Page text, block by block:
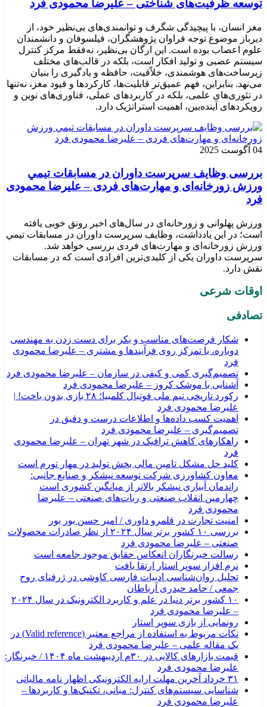
توسعه ظرفیت‌های شناختی – علیرضا محمودی فرد
مغز انسان، با پیچیدگی شگرف و توانمندی‌های بی‌نظیر خود، از
دیرباز موضوع توجه فراوان پژوهشگران، فیلسوفان و دانشمندان
علوم اعصاب بوده است. این ارگان بی‌نظیر، نه‌فقط مرکز کنترل
سیستم عصبی و تولید افکار است، بلکه در قالب‌های مختلف
زیرساخت‌های هوشمندی، خلاّقیت، حافظه و یادگیری را بنیان
می‌نهد. بنابراین، فهم عمیق‌تر قابلیت‌ها، کارکردها و قیود مغز، نه‌تنها
در تئوری‌های علمی، بلکه در کاربردهای عملی، فناوری‌های نوین و
رویکردهای آینده‌بین، اهمیت استراتژیک دارد.
04 آگوست 2025
بررسی وظايف سرپرست داوران در مسابقات تیمي
ورزش زورخانه‌ای و مهارت‌های فردی – علیرضا محمودی
فرد
ورزش پهلوانی و زورخانه‌ای در سال‌های اخیر رونق خوبی یافته
است؛ در این یادداشت، وظایف سرپرست داوران در مسابقات تیمي
ورزش زورخانه‌ای و مهارت‌های فردی بررسی خواهد شد.
سرپرست داوران یکی از کلیدی‌ترین افرادی است که در مسابقات
نقش دارد.
اوقات شرعی
تصادفی
شکار فرصت‌های مناسب و بکر برای دست زدن به مهندسی
دوباره، با تمرکز روی فرآیندها و مشتری – علیرضا محمودی
فرد
تصمیم‌گیری کمی و کیفی در سازمان – علیرضا محمودی فرد
آشنایی با موشک کروز – علیرضا محمودی فرد
رکورد تاریخی تیم ملی فوتبال کلمبیا؛ ۲۸ بازی بدون باخت! |
علیرضا محمودی فرد
اهمیت کسب داده‌ها و اطلاعات درست و دقیق در
تصمیم‌گیری – علیرضا محمودی فرد
راهکارهای کاهش ترافیک در شهر تهران – علیرضا محمودی
فرد
کلید حل مشکل تامین مالی بخش تولید در مهار تورم است
معاون کشاورزی شرکت توسعه نیشکر و صنایع جانبی:
راندمان آبیاری نیشکر بالاتر از میانگین کشوری است
چهارمین انقلاب صنعتی و ربات‌های صنعتی – علیرضا
محمودی فرد
امنیت تجارت در قلمرو داوری / امیر حسن بور بور
بررسی ۱۰ کشور برتر سال ۲۰۲۴ از نظر صادرات محصولات
صنعتی – علیرضا محمودی فرد
رسالت خبرنگاران انعکاس حقایق موجود جامعه است
نرم افزار سوپر استار ارتقا یافت
تحلیل روان‌شناسی ادبیات فارسی کاوشی در ژرفنای روح
جمعی / حامد حیدری آرباطان
۱۰ کشور برتر دنیا در علم و کاربرد الکترونیک در سال ۲۰۲۴
– علیرضا محمودی فرد
رونمایی از بازی سوپر استار
نکات مربوط به استفاده از مراجع معتبر (Valid reference) در
یک مقاله علمی – علیرضا محمودی فرد
قیمت بازارهای کالایی در ۳۰م اردیبهشت ماه ۱۴۰۴ / خبرنگار:
علیرضا محمودی فرد
۳۱ خرداد آخرین مهلت ارایه الکترونیکی اظهار نامه مالیاتی
شناسایی سیستم‌های کنترل: مبانی، تکنیک‌ها و کاربردها –
علیرضا محمودی فرد